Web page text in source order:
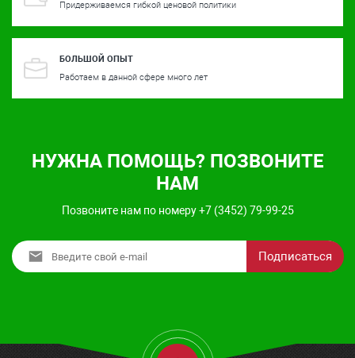
Придерживаемся гибкой ценовой политики
БОЛЬШОЙ ОПЫТ
Работаем в данной сфере много лет
НУЖНА ПОМОЩЬ? ПОЗВОНИТЕ
НАМ
Позвоните нам по номеру +7 (3452) 79-99-25
Подписаться